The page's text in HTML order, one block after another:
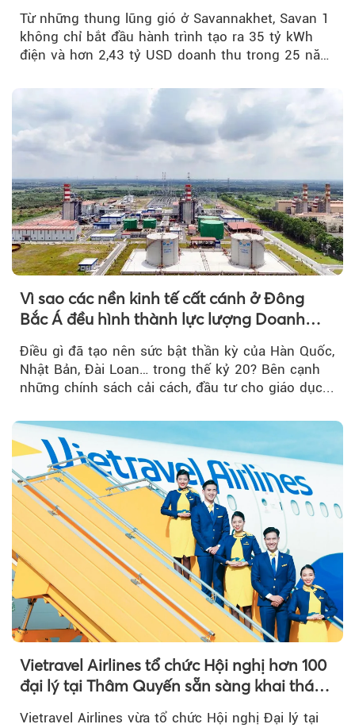
Từ những thung lũng gió ở Savannakhet, Savan 1
không chỉ bắt đầu hành trình tạo ra 35 tỷ kWh
điện và hơn 2,43 tỷ USD doanh thu trong 25 năm
Vì sao các nền kinh tế cất cánh ở Đông
Bắc Á đều hình thành lực lượng Doanh
Điều gì đã tạo nên sức bật thần kỳ của Hàn Quốc,
Nhật Bản, Đài Loan… trong thế kỷ 20? Bên cạnh
những chính sách cải cách, đầu tư cho giáo dục...
Vietravel Airlines tổ chức Hội nghị hơn 100
đại lý tại Thâm Quyến sẵn sàng khai thác
đường bay thẳng TP.HCM - Thâm Quyến
Vietravel Airlines vừa tổ chức Hội nghị Đại lý tại